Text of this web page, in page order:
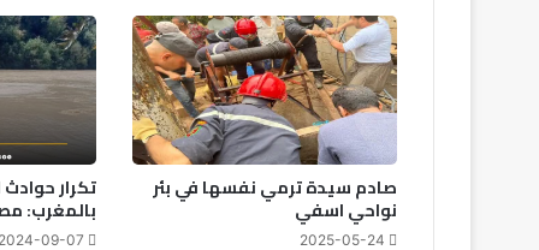
م
ن
ا
ل
و
ن
ي
ح
ا
صادم سيدة ترمي نفسها في بئر
نواحي اسفي
2025-05-24
تكرار
بالمغرب:
2024-09-07